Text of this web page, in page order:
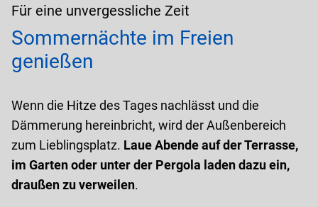
Für eine unvergessliche Zeit
Sommernächte im Freien
genießen
Wenn die Hitze des Tages nachlässt und die
Dämmerung hereinbricht, wird der Außenbereich
zum Lieblingsplatz. Laue Abende auf der Terrasse,
im Garten oder unter der Pergola laden dazu ein,
draußen zu verweilen.